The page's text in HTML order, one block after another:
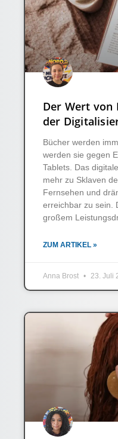
Der Wert von
der
Bücher werden
werden sie gegen
Tablets. Das
mehr zu Sklaven
Fernsehen und
erreichbar zu sein.
großem
ZUM ARTIKEL »
Anna Brost 23. Juli